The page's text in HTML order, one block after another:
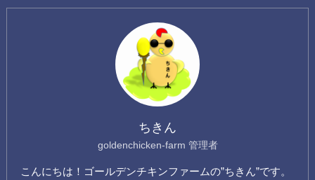
ちきん
goldenchicken-farm 管理者
こんにちは！ゴールデンチキンファームの”ちきん”です。